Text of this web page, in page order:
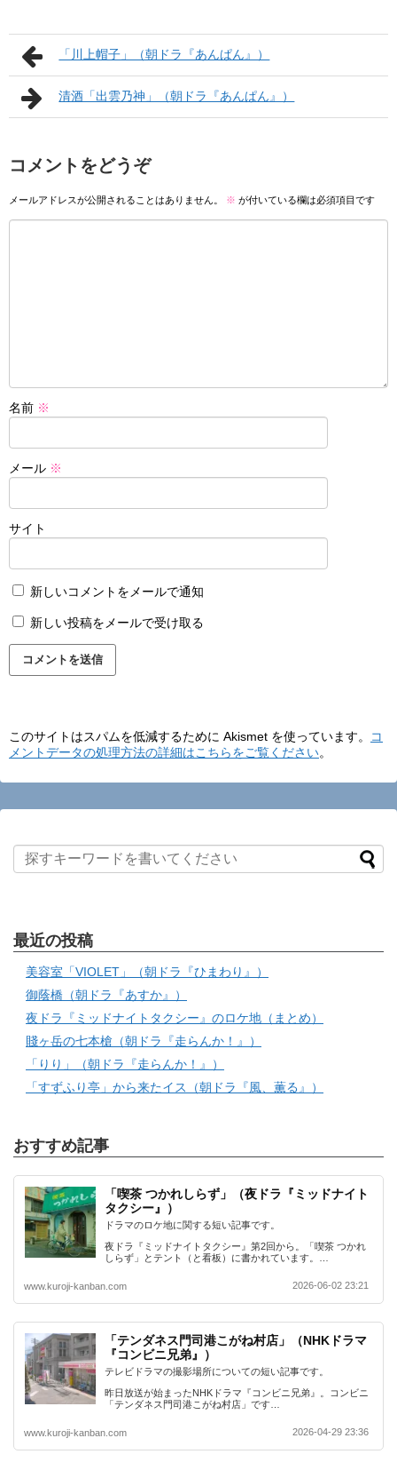
「川上帽子」（朝ドラ『あんぱん』）
清酒「出雲乃神」（朝ドラ『あんぱん』）
コメントをどうぞ
メールアドレスが公開されることはありません。 ※ が付いている欄は必須項目です
名前 ※
メール ※
サイト
新しいコメントをメールで通知
新しい投稿をメールで受け取る
このサイトはスパムを低減するために Akismet を使っています。
コ
メントデータの処理方法の詳細はこちらをご覧ください。
最近の投稿
美容室「VIOLET」（朝ドラ『ひまわり』）
御蔭橋（朝ドラ『あすか』）
夜ドラ『ミッドナイトタクシー』のロケ地（まとめ）
賤ヶ岳の七本槍（朝ドラ『走らんか！』）
「りり」（朝ドラ『走らんか！』）
「すずふり亭」から来たイス（朝ドラ『風、薫る』）
おすすめ記事
「喫茶 つかれしらず」（夜ドラ『ミッドナイト
タクシー』）
ドラマのロケ地に関する短い記事です。
夜ドラ『ミッドナイトタクシー』第2回から。「喫茶 つかれ
しらず」とテント（と看板）に書かれています。…
www.kuroji-kanban.com 2026-06-02 23:21
「テンダネス門司港こがね村店」（NHKドラマ
『コンビニ兄弟』）
テレビドラマの撮影場所についての短い記事です。
昨日放送が始まったNHKドラマ『コンビニ兄弟』。コンビニ
「テンダネス門司港こがね村店」です…
www.kuroji-kanban.com 2026-04-29 23:36